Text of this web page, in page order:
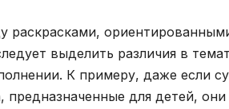
раскрасками,
выделить различия в
К примеру, даже если
предназначенные для детей,